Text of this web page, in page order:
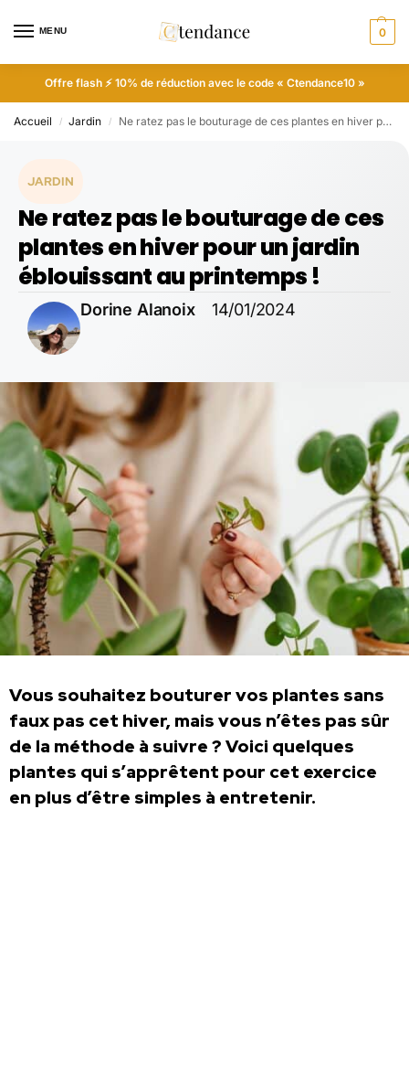
MENU 0
Offre flash ⚡ 10% de réduction avec le code « Ctendance10 »
Accueil / Jardin / Ne ratez pas le bouturage de ces plantes en hiver pour un jardin éblouissant au printemps !
JARDIN
Ne ratez pas le bouturage de ces
plantes en hiver pour un jardin
éblouissant au printemps !
Dorine Alanoix 14/01/2024
Vous souhaitez bouturer vos plantes sans
faux pas cet hiver, mais vous n’êtes pas sûr
de la méthode à suivre ? Voici quelques
plantes qui s’apprêtent pour cet exercice
en plus d’être simples à entretenir.